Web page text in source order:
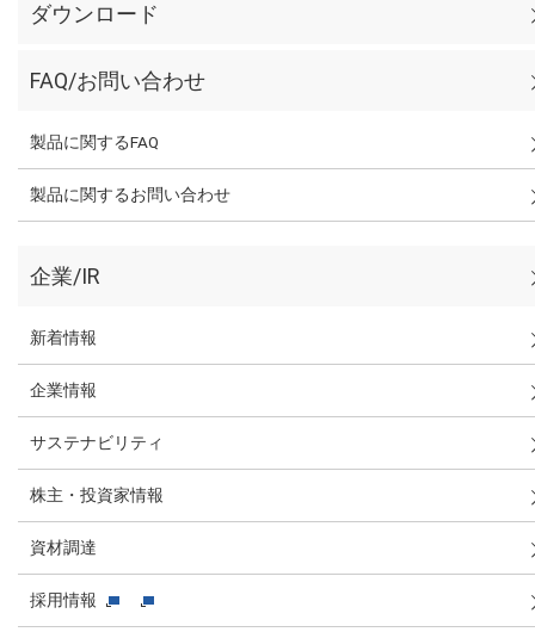
ダウンロード
FAQ/お問い合わせ
製品に関するFAQ
製品に関するお問い合わせ
企業/IR
新着情報
企業情報
サステナビリティ
株主・投資家情報
資材調達
採用情報